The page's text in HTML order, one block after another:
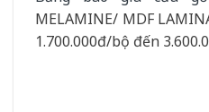
MELAMINE/ MDF
1.700.000đ/bộ đến